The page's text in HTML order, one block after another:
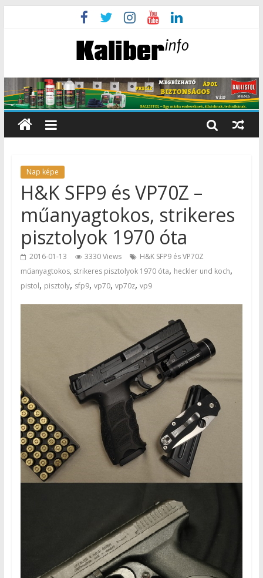
Nap képe
H&K SFP9 és VP70Z –
műanyagtokos, strikeres
pisztolyok 1970 óta
2016-01-13 3330 Views
H&K SFP9 és VP70Z
műanyagtokos, strikeres pisztolyok 1970 óta, heckler und koch,
pistol, pisztoly, sfp9, vp70, vp70z, vp9